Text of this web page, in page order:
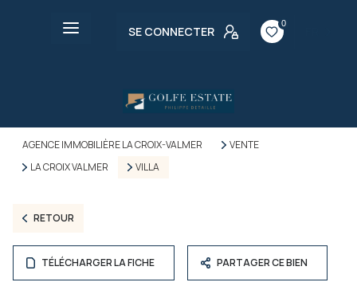
SE CONNECTER
0
AGENCE IMMOBILIÈRE LA CROIX-VALMER
VENTE
LA CROIX VALMER
VILLA
RETOUR
TÉLÉCHARGER LA FICHE PARTAGER CE BIEN